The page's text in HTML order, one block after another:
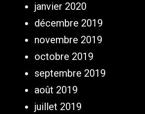
janvier 2020
décembre 2019
novembre 2019
octobre 2019
septembre 2019
août 2019
juillet 2019